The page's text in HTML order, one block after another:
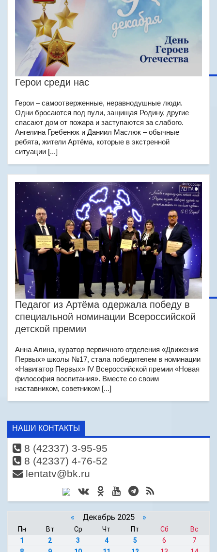
Герои среди нас
Герои – самоотверженные, неравнодушные люди.
Одни бросаются под пули, защищая Родину, другие
спасают дом от пожара и заступаются за слабого.
Ангелина Гребенюк и Даниил Маслюк – обычные
ребята, жители Артёма, которые в экстренной
ситуации [...]
Педагог из Артёма одержала победу в
специальной номинации Всероссийской
детской премии
Анна Алина, куратор первичного отделения «Движения
Первых» школы №17, стала победителем в номинации
«Навигатор Первых» IV Всероссийской премии «Новая
философия воспитания». Вместе со своим
наставником, советником [...]
НАШИ КОНТАКТЫ
8 (42337) 3-95-95
8 (42337) 4-76-52
lentatv@bk.ru
« Декабрь 2025 »
Пн Вт Ср Чт Пт Сб
Вс
1
2 3 4 5 6
7